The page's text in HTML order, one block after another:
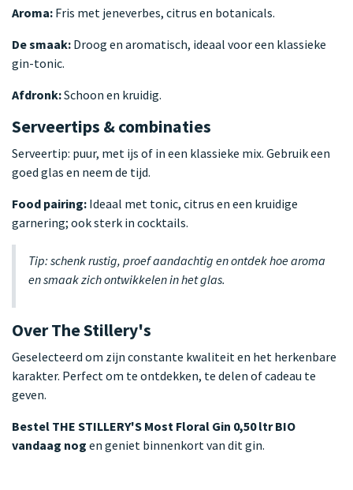
Aroma: Fris met jeneverbes, citrus en botanicals.
De smaak: Droog en aromatisch, ideaal voor een klassieke
gin-tonic.
Afdronk:Schoon en kruidig.
Serveertips & combinaties
Serveertip: puur, met ijs of in een klassieke mix. Gebruik een
goed glas en neem de tijd.
Food pairing: Ideaal met tonic, citrus en een kruidige
garnering; ook sterk in cocktails.
Tip: schenk rustig, proef aandachtig en ontdek hoe aroma
en smaak zich ontwikkelen in het glas.
Over The Stillery's
Geselecteerd om zijn constante kwaliteit en het herkenbare
karakter. Perfect om te ontdekken, te delen of cadeau te
geven.
Bestel THE STILLERY'S Most Floral Gin 0,50 ltr BIO
vandaag nog en geniet binnenkort van dit gin.